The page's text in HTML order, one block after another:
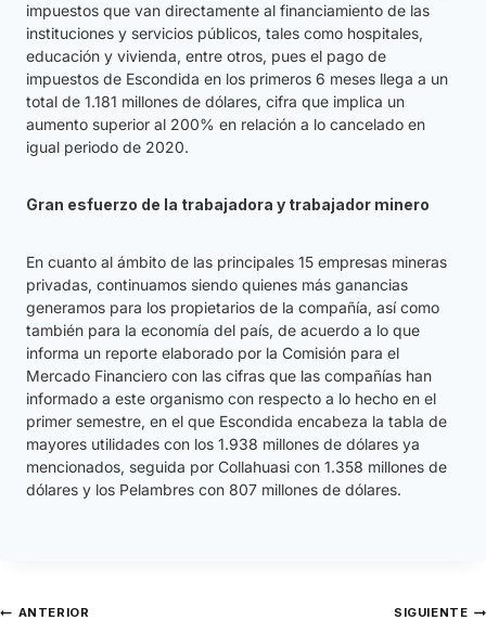
impuestos que van directamente al financiamiento de las
instituciones y servicios públicos, tales como hospitales,
educación y vivienda, entre otros, pues el pago de
impuestos de Escondida en los primeros 6 meses llega a un
total de 1.181 millones de dólares, cifra que implica un
aumento superior al 200% en relación a lo cancelado en
igual periodo de 2020.
Gran esfuerzo de la trabajadora y trabajador minero
En cuanto al ámbito de las principales 15 empresas mineras
privadas, continuamos siendo quienes más ganancias
generamos para los propietarios de la compañía, así como
también para la economía del país, de acuerdo a lo que
informa un reporte elaborado por la Comisión para el
Mercado Financiero con las cifras que las compañías han
informado a este organismo con respecto a lo hecho en el
primer semestre, en el que Escondida encabeza la tabla de
mayores utilidades con los 1.938 millones de dólares ya
mencionados, seguida por Collahuasi con 1.358 millones de
dólares y los Pelambres con 807 millones de dólares.
ANTERIOR SIGUIENTE